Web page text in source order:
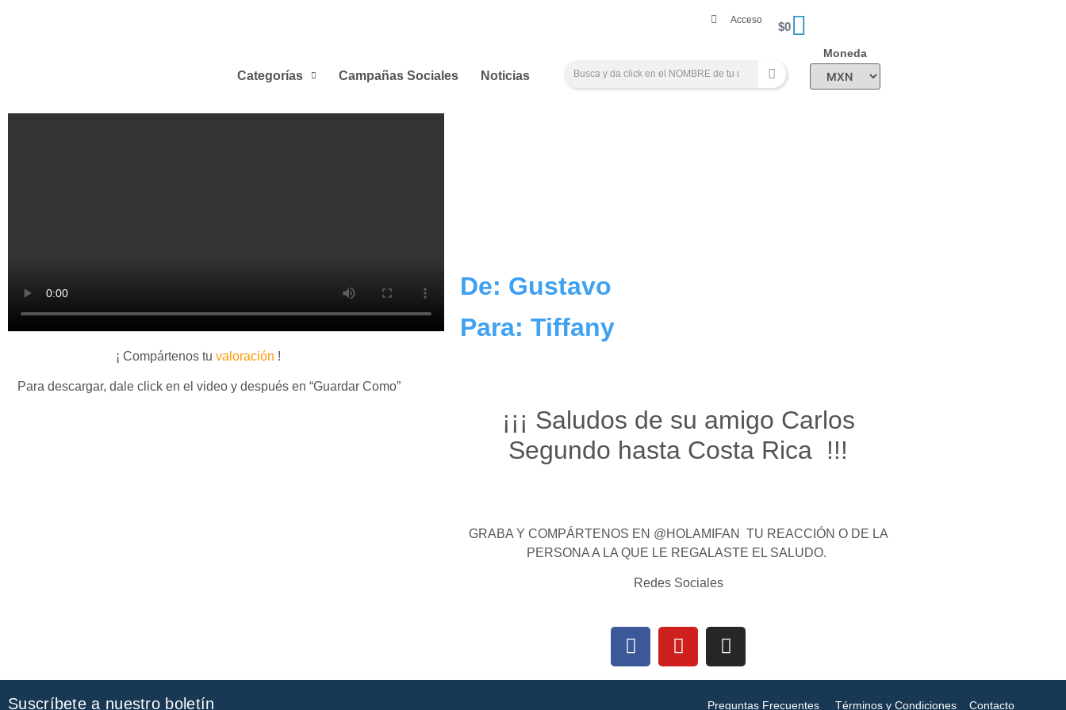
Acceso $0
Categorías Campañas Sociales Noticias
Moneda
¡ Compártenos tu valoración !
Para descargar, dale click en el video y después en “Guardar Como”
De: Gustavo
Para: Tiffany
¡¡¡ Saludos de su amigo Carlos
Segundo hasta Costa Rica !!!
GRABA Y COMPÁRTENOS EN @HOLAMIFAN TU REACCIÓN O DE LA
PERSONA A LA QUE LE REGALASTE EL SALUDO.
Redes Sociales
Suscríbete a nuestro boletín Preguntas Frecuentes Términos y Condiciones Contacto